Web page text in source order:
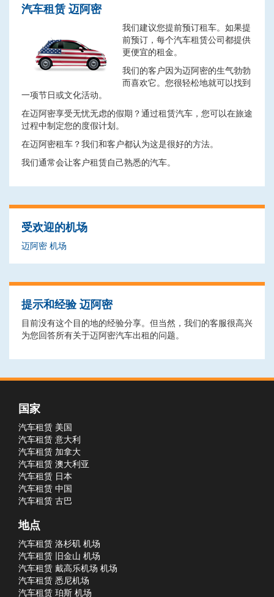
汽车租赁 迈阿密
我们建议您提前预订租车。如果提
前预订，每个汽车租赁公司都提供
更便宜的租金。
我们的客户因为迈阿密的生气勃勃
而喜欢它。您很轻松地就可以找到
一项节日或文化活动。
在迈阿密享受无忧无虑的假期？通过租赁汽车，您可以在旅途
过程中制定您的度假计划。
在迈阿密租车？我们和客户都认为这是很好的方法。
我们通常会让客户租赁自己熟悉的汽车。
受欢迎的机场
迈阿密 机场
提示和经验 迈阿密
目前没有这个目的地的经验分享。但当然，我们的客服很高兴
为您回答所有关于迈阿密汽车出租的问题。
国家
汽车租赁 美国
汽车租赁 意大利
汽车租赁 加拿大
汽车租赁 澳大利亚
汽车租赁 日本
汽车租赁 中国
汽车租赁 古巴
地点
汽车租赁 洛杉矶 机场
汽车租赁 旧金山 机场
汽车租赁 戴高乐机场 机场
汽车租赁 悉尼机场
汽车租赁 珀斯 机场